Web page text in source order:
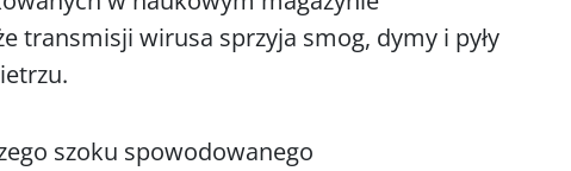
transmisji wirusa sprzyja smog, dymy i pyły
szoku spowodowanego